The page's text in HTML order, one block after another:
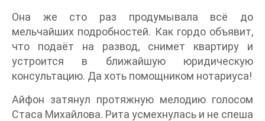
Она же сто раз продумывала всё до
мельчайших подробностей. Как гордо объявит,
что подаёт на развод, снимет квартиру и
устроится в ближайшую юридическую
консультацию. Да хоть помощником нотариуса!
Айфон затянул протяжную мелодию голосом
Стаса Михайлова. Рита усмехнулась и не спеша